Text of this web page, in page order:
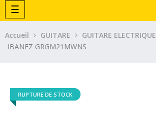
Basculer
la
navigation
☰
Accueil GUITARE
GUITARE ELECTRIQUE
IBANEZ GRGM21MWNS
RUPTURE DE STOCK